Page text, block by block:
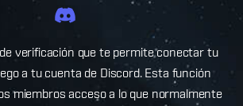
verificación que te permite conectar tu
a tu cuenta de Discord. Esta función
miembros acceso a lo que normalmente